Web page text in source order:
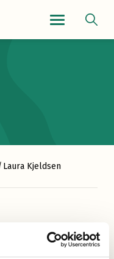
Navigationsmenu
Laura Kjeldsen
ved Københavns